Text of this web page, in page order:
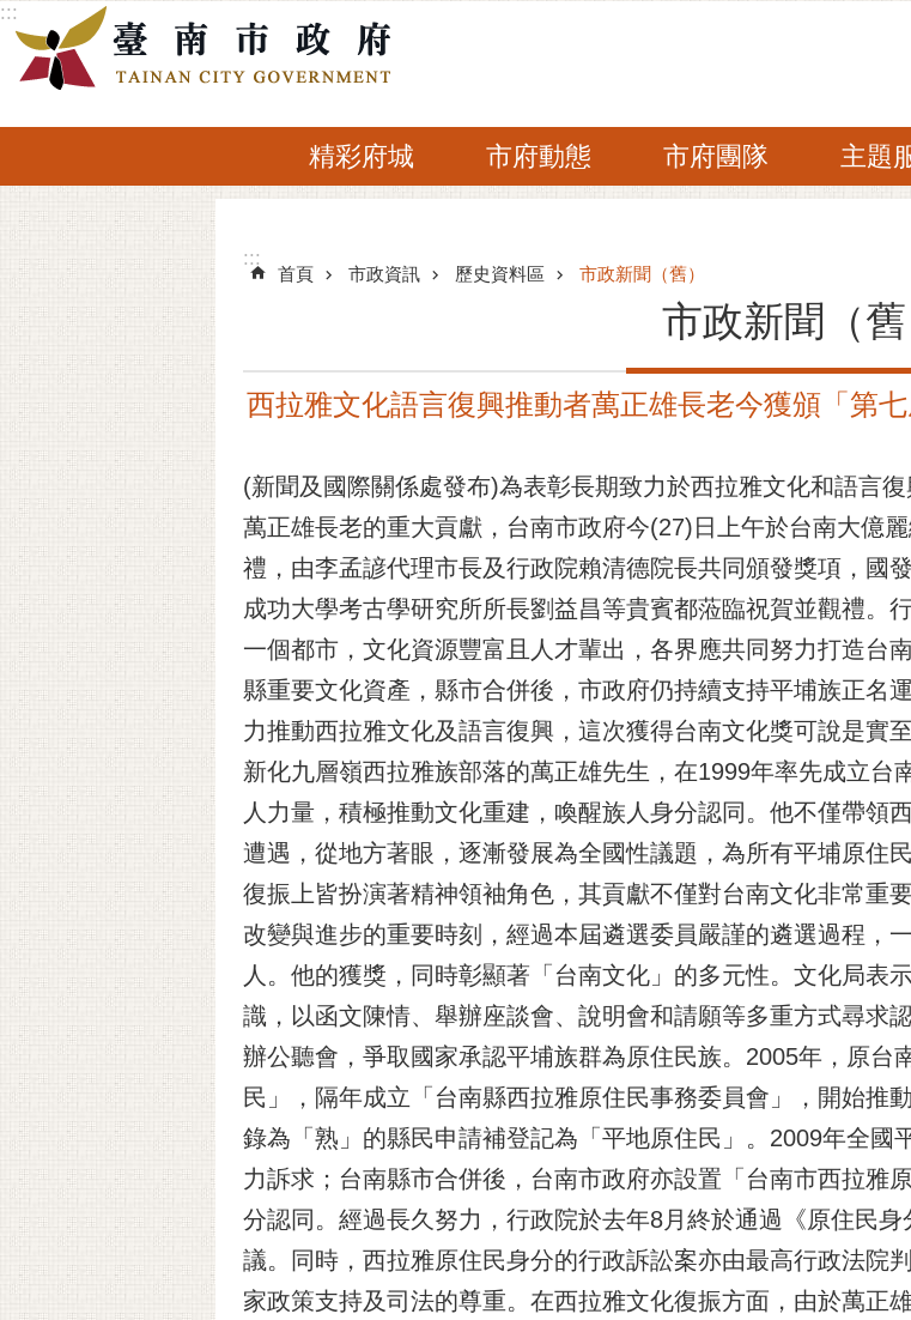
跳到主要內容區塊
:::
精彩府城 市府動態 市府團隊 主題
:::
:::
首頁 市政資訊 歷史資料區 市政新聞（舊）
市政新聞（舊
西拉雅文化語言復興推動者萬正雄長老今獲頒「第七
(新聞及國際關係處發布)為表彰長期致力於西拉雅文化和語言
萬正雄長老的重大貢獻，台南市政府今(27)日上午於台南大億
禮，由李孟諺代理市長及行政院賴清德院長共同頒發獎項，國
成功大學考古學研究所所長劉益昌等貴賓都蒞臨祝賀並觀禮。
一個都市，文化資源豐富且人才輩出，各界應共同努力打造台
縣重要文化資產，縣市合併後，市政府仍持續支持平埔族正名
力推動西拉雅文化及語言復興，這次獲得台南文化獎可說是實
新化九層嶺西拉雅族部落的萬正雄先生，在1999年率先成立台
人力量，積極推動文化重建，喚醒族人身分認同。他不僅帶領
遭遇，從地方著眼，逐漸發展為全國性議題，為所有平埔原住
復振上皆扮演著精神領袖角色，其貢獻不僅對台南文化非常重
改變與進步的重要時刻，經過本屆遴選委員嚴謹的遴選過程，
人。他的獲獎，同時彰顯著「台南文化」的多元性。文化局表
識，以函文陳情、舉辦座談會、說明會和請願等多重方式尋求
辦公聽會，爭取國家承認平埔族群為原住民族。2005年，原台
民」，隔年成立「台南縣西拉雅原住民事務委員會」，開始推
錄為「熟」的縣民申請補登記為「平地原住民」。2009年全國
力訴求；台南縣市合併後，台南市政府亦設置「台南市西拉雅
分認同。經過長久努力，行政院於去年8月終於通過《原住民
議。同時，西拉雅原住民身分的行政訴訟案亦由最高行政法院
家政策支持及司法的尊重。在西拉雅文化復振方面，由於萬正